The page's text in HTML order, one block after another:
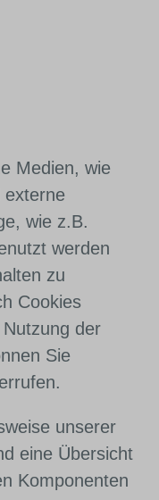
Medien, wie
externe
wie z.B.
werden
zu
Cookies
der
Sie
unserer
eine Übersicht
Komponenten